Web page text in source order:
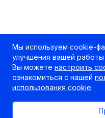
Мы используем cookie-
улучшения вашей работы
Вы можете настроить
ознакомиться с нашей
использования cookie.